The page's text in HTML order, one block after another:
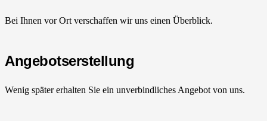
Bei Ihnen vor Ort verschaffen wir uns einen Überblick.
Angebotserstellung
Wenig später erhalten Sie ein unverbindliches Angebot von uns.